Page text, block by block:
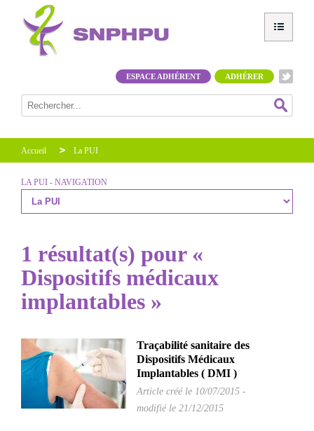
ADHÉRER
ESPACE ADHÉRENT
Accueil La PUI
LA PUI - NAVIGATION
1 résultat(s) pour «
Dispositifs médicaux
implantables »
Traçabilité sanitaire des
Dispositifs Médicaux
Implantables ( DMI )
Article créé le 10/07/2015 -
modifié le 21/12/2015